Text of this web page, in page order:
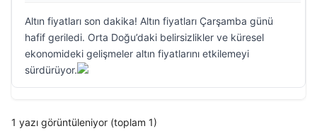
Altın fiyatları son dakika! Altın fiyatları Çarşamba günü
hafif geriledi. Orta Doğu’daki belirsizlikler ve küresel
ekonomideki gelişmeler altın fiyatlarını etkilemeyi
sürdürüyor.
1 yazı görüntüleniyor (toplam 1)